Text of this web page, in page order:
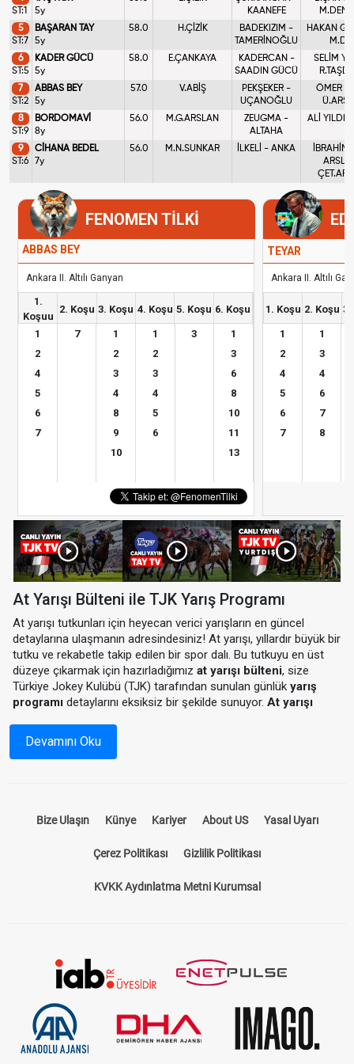
ST:1
5y
KAANEFE
5
ST:7
BAŞARAN TAY
5y
58.0 H.ÇİZİK
BADEKIZIM -
TAMERİNOĞLU
HAKAN
6
ST:5
KADER GÜCÜ
5y
58.0 E.ÇANKAYA
KADERCAN -
SAADIN GÜCÜ
SELİM
7
ST:2
ABBAS BEY
5y
57.0 V.ABİŞ
PEKŞEKER -
UÇANOĞLU
ÖMER
8
ST:9
BORDOMAVİ
8y
56.0 M.G.ARSLAN
ZEUGMA -
ALTAHA
ALİ YILDIZ
9
ST:6
CİHANA BEDEL
7y
56.0 M.N.SUNKAR İLKELİ - ANKA
İBRAHİM
FENOMEN TİLKİ
ABBAS BEY
Ankara II. Altılı Ganyan
1.
Koşuu
2. Koşu 3. Koşu 4. Koşu 5. Koşu 6. Koşu
1
2
4
5
6
7
7
1
2
3
4
8
9
10
1
2
3
4
5
6
3
1
3
6
8
10
11
13
TEYAR
Ankara II. Altılı
1. Koşu 2. Koşu 3.
1
2
4
5
6
7
1
3
4
6
7
8
At Yarışı Bülteni ile TJK Yarış Programı
At yarışı tutkunları için heyecan verici yarışların en güncel
detaylarına ulaşmanın adresindesiniz! At yarışı, yıllardır büyük bir
tutku ve rekabetle takip edilen bir spor dalı. Bu tutkuyu en üst
düzeye çıkarmak için hazırladığımızat yarışı bülteni, size
Türkiye Jokey Kulübü (TJK) tarafından sunulan günlükyarış
programı detaylarını eksiksiz bir şekilde sunuyor.At yarışı
durumlarını önceden inceleyebilir, yarışlardan en iyi sonuçları
almak için stratejinizi oluşturabilirsiniz.
kapsamı bir rehberdir. Hangi hipodromda, hangi atların
ve pist koşullarını öğrenmek için ideal bir kaynaktır. Bizim
TJK Yarış Programı ile Güncel Bilgilere
Ulaşın
TJK yarış programı, Türkiye Jokey Kulübü tarafından her gün
Devamını Oku
Bize Ulaşın Künye Kariyer About US Yasal Uyarı
Çerez Politikası Gizlilik Politikası
KVKK Aydınlatma Metni Kurumsal